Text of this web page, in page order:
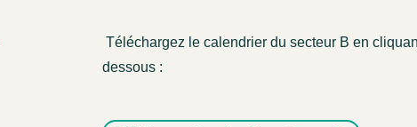
Téléchargez le calendrier du secteur B en
dessous :